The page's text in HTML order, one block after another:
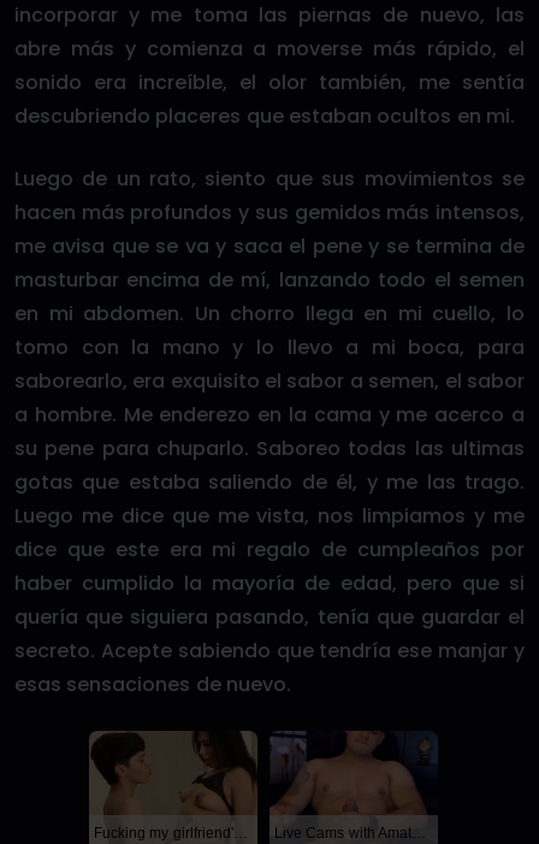
incorporar y me toma las piernas de nuevo, las
abre más y comienza a moverse más rápido, el
sonido era increíble, el olor también, me sentía
descubriendo placeres que estaban ocultos en mi.
Luego de un rato, siento que sus movimientos se
hacen más profundos y sus gemidos más intensos,
me avisa que se va y saca el pene y se termina de
masturbar encima de mí, lanzando todo el semen
en mi abdomen. Un chorro llega en mi cuello, lo
tomo con la mano y lo llevo a mi boca, para
saborearlo, era exquisito el sabor a semen, el sabor
a hombre. Me enderezo en la cama y me acerco a
su pene para chuparlo. Saboreo todas las ultimas
gotas que estaba saliendo de él, y me las trago.
Luego me dice que me vista, nos limpiamos y me
dice que este era mi regalo de cumpleaños por
haber cumplido la mayoría de edad, pero que si
quería que siguiera pasando, tenía que guardar el
secreto. Acepte sabiendo que tendría ese manjar y
esas sensaciones de nuevo.
Fucking my girlfriend's hot mommy by mistake Live Cams with Amateur Men